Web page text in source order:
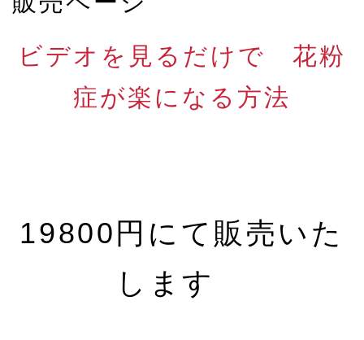
ビデオを見るだけで 花粉
症が楽になる方法
19800円にて販売いた
します